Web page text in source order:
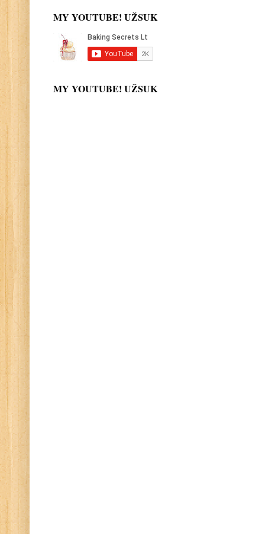
MY YOUTUBE! UŽSUK
MY YOUTUBE! UŽSUK